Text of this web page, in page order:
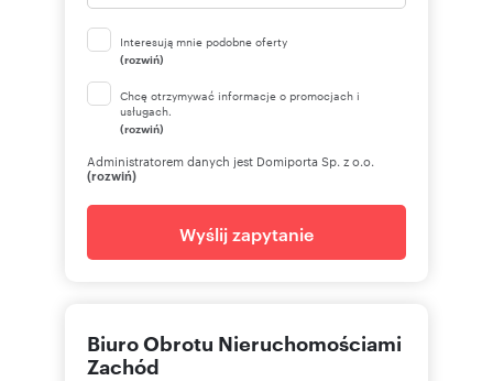
Interesują mnie podobne oferty
(rozwiń)
Chcę otrzymywać informacje o promocjach i
usługach.
(rozwiń)
Administratorem danych jest Domiporta Sp. z o.o.
(rozwiń)
Wyślij zapytanie
Biuro Obrotu Nieruchomościami
Zachód